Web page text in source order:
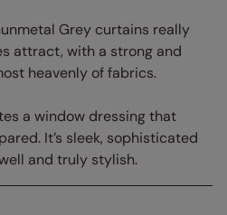
Grey curtains really
attract, with a strong and
heavenly of fabrics.
a window dressing that
It’s sleek, sophisticated
and truly stylish.